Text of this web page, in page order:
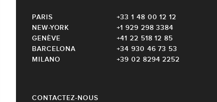
CONTACTEZ-NOUS
PARIS
+33 1 48 00 12 12
NEW-YORK
+1 929 298 3384
GENÈVE
+41 22 518 12 85
BARCELONA
+34 930 46 73 53
MILANO
+39 02 8294 2252